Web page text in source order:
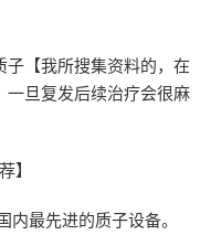
【我所搜集资料的，在
一旦复发后续治疗会很麻
】
最先进的质子设备。